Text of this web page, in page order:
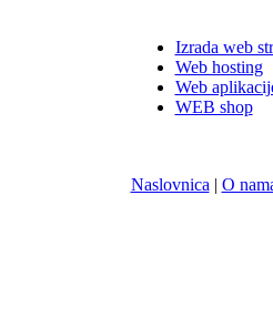
Izrada web
Web hosting
Web
WEB shop
Naslovnica | O